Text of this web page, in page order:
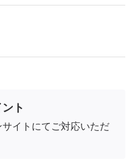
ト
サイトにてご対応いただ